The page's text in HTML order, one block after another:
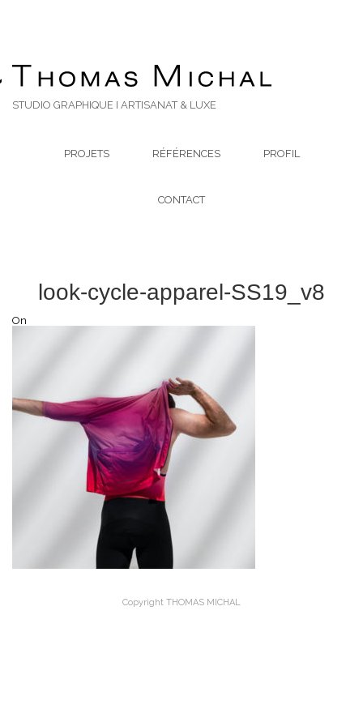
STUDIO GRAPHIQUE I ARTISANAT & LUXE
PROJETS RÉFÉRENCES PROFIL
CONTACT
look-cycle-apparel-SS19_v8
On
Copyright THOMAS MICHAL